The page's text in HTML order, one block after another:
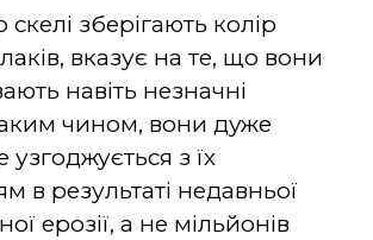
зберігають колір
вказує на те, що вони
навіть незначні
чином, вони дуже
узгоджується з їх
в результаті недавньої
ерозії, а не мільйонів